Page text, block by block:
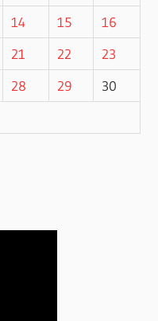
14 15
16
21 22
23
28 29
30